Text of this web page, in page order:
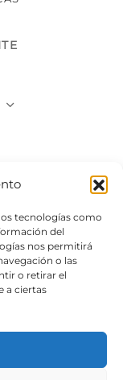
tecnologías como
del
nos permitirá
o las
o retirar el
a ciertas